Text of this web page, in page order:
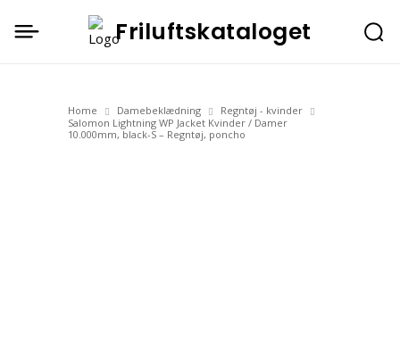
Friluftskataloget
Home Damebeklædning
Regntøj - kvinder
Salomon Lightning WP Jacket Kvinder / Damer
10.000mm, black-S – Regntøj, poncho